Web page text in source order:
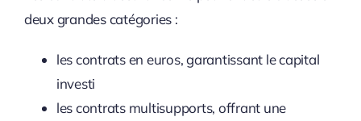
deux grandes catégories :
les contrats en euros, garantissant le capital
investi
les contrats multisupports, offrant une